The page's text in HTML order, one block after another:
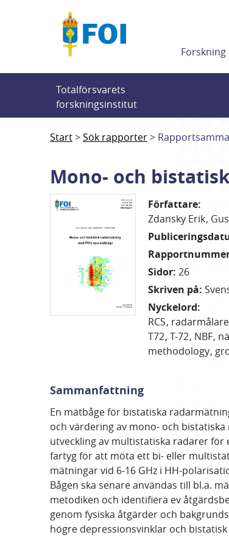
Forskning
Totalförsvarets
forskningsinstitut
Start Sök rapporter
Mono- och
Författare:
Zdansky Erik
Sidor: 26
Skriven på:
Nyckelord:
RCS
T72 T-72 NBF
methodology
Sammanfattning
En mätbåge för bistatiska
och värdering av mono- och
utveckling av multistatiska radarer för
fartyg för att möta ett bi- eller
mätningar vid 6-16 GHz i HH-
Bågen ska senare användas till bl.a.
metodiken och identifiera ev
genom fysiska åtgärder och
högre depressionsvinklar och